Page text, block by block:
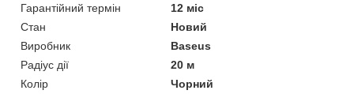
Гарантійний термін
12 міс
Стан
Новий
Виробник
Baseus
Радіус дії
20 м
Колір
Чорний